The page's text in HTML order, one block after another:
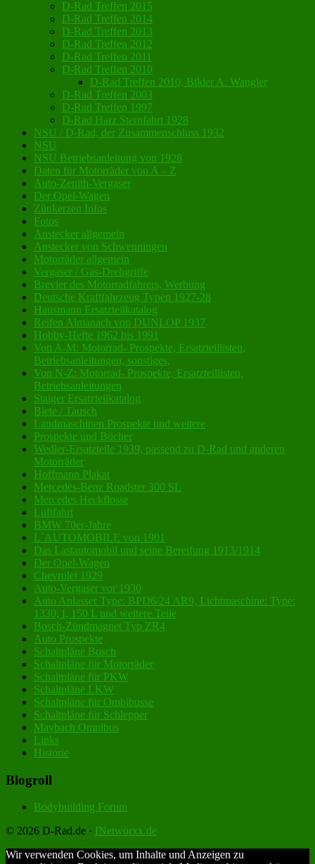
D-Rad Treffen 2015
D-Rad Treffen 2014
D-Rad Treffen 2013
D-Rad Treffen 2012
D-Rad Treffen 2011
D-Rad Treffen 2010
D-Rad Treffen 2010, Bilder A. Wangler
D-Rad Treffen 2003
D-Rad Treffen 1997
D-Rad Harz Sternfahrt 1928
NSU / D-Rad, der Zusammenschluss 1932
NSU
NSU Betriebsanleitung von 1928
Daten für Motorräder von A – Z
Auto-Zenith-Vergaser
Der Opel-Wagen
Zünkerzen Infos
Fotos
Anstecker allgemein
Anstecker von Schwenningen
Motorräder allgemein
Vergaser / Gas-Drehgriffe
Brevier des Motorradfahrers, Werbung
Deutsche Kraftfahrzeug Typen 1927-28
Hausmann Ersatzteilkatalog
Reifen Almanach von DUNLOP 1937
Hobby-Hefte 1962 bis 1991
Von A-M: Motorrad- Prospekte, Ersatzteillisten,
Betriebsanleitungen, sonstiges,
Von N-Z: Motorrad- Prospekte, Ersatzteillisten,
Betriebsanleitungen
Staiger Ersatzteilkatalog
Biete / Tausch
Landmaschinen Prospekte und weitere
Prospekte und Bücher
Wedler-Ersatzteile 1939, passend zu D-Rad und anderen
Motorräder
Hoffmann Plakat
Mercedes-Benz Roadster 300 SL
Mercedes Heckflosse
Luftfahrt
BMW 70er-Jahre
L`AUTOMOBILE von 1901
Das Lastautomobil und seine Bereifung 1913/1914
Der Opel-Wagen
Chevrolet 1929
Auto-Vergaser vor 1930
Auto Anlasser Type: BPD6/24 AR9, Lichtmaschine: Type:
1330, I, 150 L und weitere Teile
Bosch-Zündmagnet Typ ZR4
Auto Prospekte
Schaltpläne Bosch
Schaltpläne für Motorräder
Schaltpläne für PKW
Schaltpläne LKW
Schaltpläne für Ombibusse
Schaltpläne für Schlepper
Maybach Omnibus
Links
Historie
Blogroll
Bodybuilding Forum
© 2026 D-Rad.de · INetworxx.de
Wir verwenden Cookies, um Inhalte und Anzeigen zu